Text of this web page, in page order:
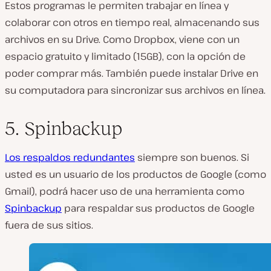
Estos programas le permiten trabajar en línea y
colaborar con otros en tiempo real, almacenando sus
archivos en su Drive. Como Dropbox, viene con un
espacio gratuito y limitado (15GB), con la opción de
poder comprar más. También puede instalar Drive en
su computadora para sincronizar sus archivos en línea.
5. Spinbackup
Los respaldos redundantes siempre son buenos. Si
usted es un usuario de los productos de Google (como
Gmail), podrá hacer uso de una herramienta como
Spinbackup para respaldar sus productos de Google
fuera de sus sitios.